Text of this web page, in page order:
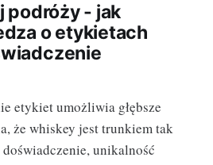
podróży - jak
o etykietach
etykiet umożliwia głębsze
że whiskey jest trunkiem tak
unikalność